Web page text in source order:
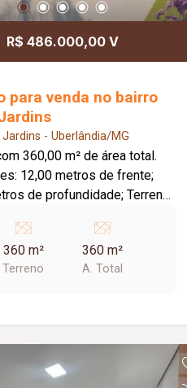
padrão de acabamento.
R$ 486.000,00 V
para venda no bairro
Jardins - Uberlândia/MG
360,00 m² de área total.
12,00 metros de frente;
de profundidade; Terreno
360 m²
Terreno
360 m²
A. Total